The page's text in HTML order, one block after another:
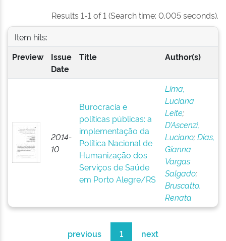
Results 1-1 of 1 (Search time: 0.005 seconds).
Item hits:
Preview
Issue
Date
Title Author(s)
2014-
10
Burocracia e
políticas públicas: a
implementação da
Política Nacional de
Humanização dos
Serviços de Saúde
em Porto Alegre/RS
Lima,
Luciana
Leite;
D’Ascenzi,
Luciano;Dias,
Gianna
Vargas
Salgado;
Bruscatto,
Renata
previous 1 next